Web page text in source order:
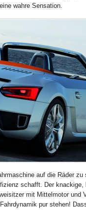
wahre Sensation.
auf die Räder zu
schafft. Der knackige,
mit Mittelmotor und
pur stehen!